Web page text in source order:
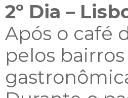
2º Dia –
Após o café
pelos